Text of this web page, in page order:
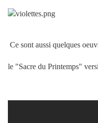
Ce sont aussi quelques
le "Sacre du Printemps"